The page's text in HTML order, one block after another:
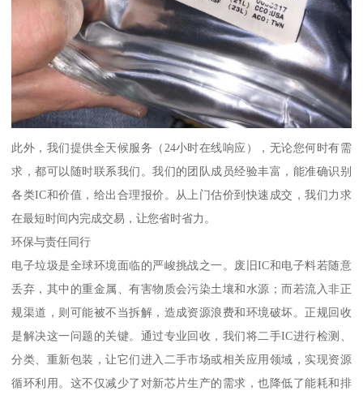
此外，我们提供全天候服务（24小时在线响应），无论您何时有需
求，都可以随时联系我们。我们的团队成员经验丰富，能准确识别
各类IC和价值，给出合理报价。从上门估价到快速成交，我们力求
在最短时间内完成交易，让您省时省力。
环保与责任同行
电子垃圾是全球环境面临的严峻挑战之一。废旧IC和电子料若随意
丢弃，其中的重金属、有害物质会污染土壤和水源；而若流入非正
规渠道，则可能被不当拆解，造成资源浪费和环境破坏。正规回收
是解决这一问题的关键。通过专业回收，我们将二手IC进行检测、
分类、重新包装，让它们进入二手市场或相关应用领域，实现资源
循环利用。这不仅减少了对新芯片生产的需求，也降低了能耗和排